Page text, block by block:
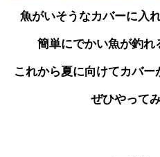
魚がいそうなカバーに入
簡単にでかい魚が釣れ
これから夏に向けてカバー
ぜひやって